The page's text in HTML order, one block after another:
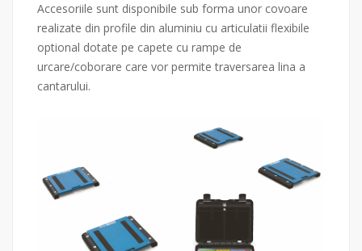
Accesoriile sunt disponibile sub forma unor covoare
realizate din profile din aluminiu cu articulatii flexibile
optional dotate pe capete cu rampe de
urcare/coborare care vor permite traversarea lina a
cantarului.